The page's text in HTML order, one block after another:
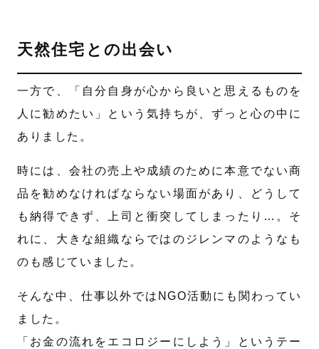
天然住宅との出会い
一方で、「自分自身が心から良いと思えるものを
人に勧めたい」という気持ちが、ずっと心の中に
ありました。
時には、会社の売上や成績のために本意でない商
品を勧めなければならない場面があり、どうして
も納得できず、上司と衝突してしまったり…。そ
れに、大きな組織ならではのジレンマのようなも
のも感じていました。
そんな中、仕事以外ではNGO活動にも関わってい
ました。
「お金の流れをエコロジーにしよう」というテー